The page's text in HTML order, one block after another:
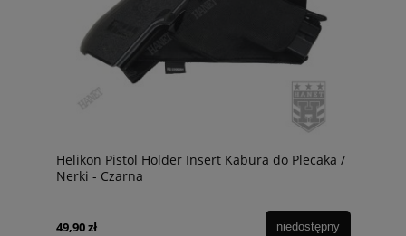
Helikon Pistol Holder Insert Kabura do Plecaka /
Nerki - Czarna
49,90 zł niedostępny